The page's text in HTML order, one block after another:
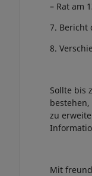
– Rat am
7. Bericht
8.
Sollte bis
zu
Mit